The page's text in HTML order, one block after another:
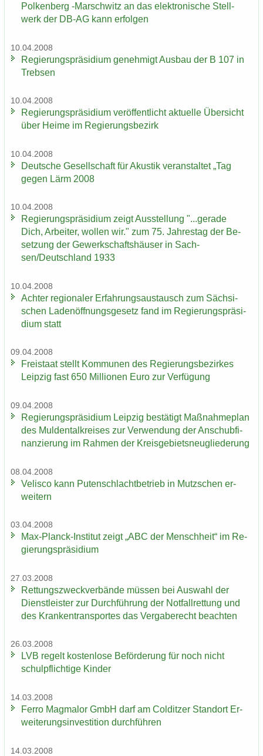
Pol­ken­berg -​Marschwitz an das elek­tro­ni­sche Stell­
werk der DB-AG kann er­fol­gen
10.04.2008
Re­gie­rungs­prä­si­di­um ge­neh­migt Aus­bau der B 107 in
Treb­sen
10.04.2008
Re­gie­rungs­prä­si­di­um ver­öf­fent­licht ak­tu­el­le Über­sicht
über Heime im Re­gie­rungs­be­zirk
10.04.2008
Deut­sche Ge­sell­schaft für Akus­tik ver­an­stal­tet „Tag
gegen Lärm 2008
10.04.2008
Re­gie­rungs­prä­si­di­um zeigt Aus­stel­lung "...ge­ra­de
Dich, Ar­bei­ter, wol­len wir." zum 75. Jah­res­tag der Be­
set­zung der Ge­werk­schafts­häu­ser in Sach­
sen/Deutsch­land 1933
10.04.2008
Ach­ter re­gio­na­ler Er­fah­rungs­aus­tausch zum Säch­si­
schen La­den­öff­nungs­ge­setz fand im Re­gie­rungs­prä­si­
di­um statt
09.04.2008
Frei­staat stellt Kom­mu­nen des Re­gie­rungs­be­zir­kes
Leip­zig fast 650 Mil­lio­nen Euro zur Ver­fü­gung
09.04.2008
Re­gie­rungs­prä­si­di­um Leip­zig be­stä­tigt Maß­nah­me­plan
des Mul­den­tal­krei­ses zur Ver­wen­dung der An­schub­fi­
nan­zie­rung im Rah­men der Kreis­ge­biets­neu­glie­de­rung
08.04.2008
Ve­lis­co kann Pu­ten­schlacht­be­trieb in Mutz­schen er­
wei­tern
03.04.2008
Max-​Planck-Institut zeigt „ABC der Mensch­heit“ im Re­
gie­rungs­prä­si­di­um
27.03.2008
Ret­tungs­zweck­ver­bän­de müs­sen bei Aus­wahl der
Dienst­leis­ter zur Durch­füh­rung der Not­fall­ret­tung und
des Kran­ken­trans­por­tes das Ver­ga­be­recht be­ach­ten
26.03.2008
LVB re­gelt kos­ten­lo­se Be­för­de­rung für noch nicht
schul­pflich­ti­ge Kin­der
14.03.2008
Ferro Mag­ma­lor GmbH darf am Col­dit­zer Stand­ort Er­
wei­te­rungs­in­ves­ti­ti­on durch­füh­ren
14.03.2008